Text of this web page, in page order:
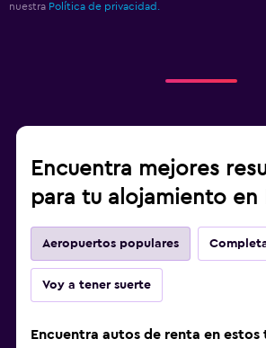
nuestra Política de privacidad.
Encuentra mejores
para tu alojamiento en
Aeropuertos populares
Voy a tener suerte
Encuentra autos de renta en estos